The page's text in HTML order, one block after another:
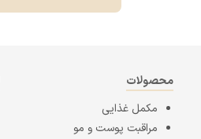
محصولات
مکمل غذایی
مراقبت پوست و مو